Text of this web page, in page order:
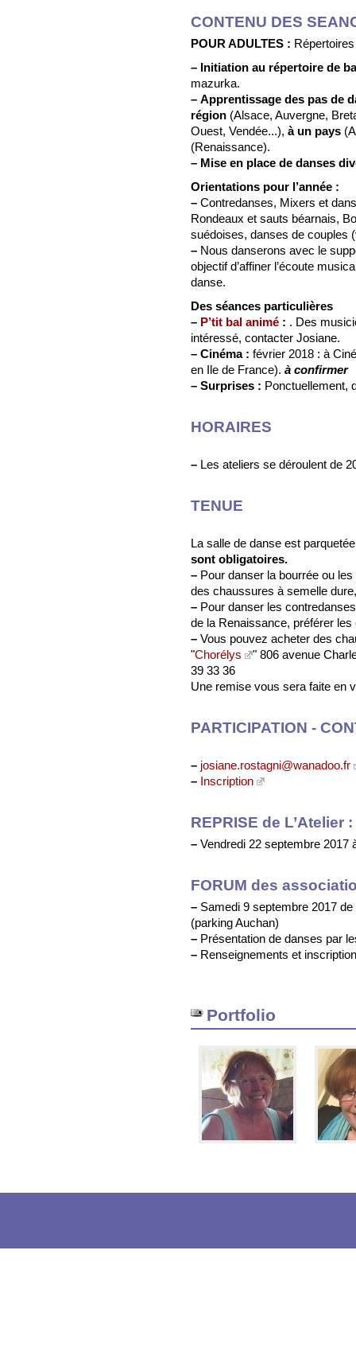
CONTENU DES
POUR ADULTES :
– Initiation au répertoire de
mazurka.
– Apprentissage des pas de
région (Alsace, Auvergne,
Ouest, Vendée...), à un pays
(Renaissance).
– Mise en place de danses
Orientations pour l’année :
– Contredanses, Mixers et
Rondeaux et sauts béarnais,
suédoises, danses de couples
– Nous danserons avec le
objectif d’affiner l’écoute
danse.
Des séances particulières
– P’tit bal animé : . Des
intéressé, contacter Josiane.
– Cinéma : février 2018 : à
en Ile de France). à confirmer
– Surprises : Ponctuellement,
HORAIRES
– Les ateliers se déroulent de
TENUE
La salle de danse est
sont obligatoires.
– Pour danser la bourrée ou
des chaussures à semelle
– Pour danser les
de la Renaissance, préférer
– Vous pouvez acheter des
"Chorélys
" 806 avenue
39 33 36
Une remise vous sera faite en
PARTICIPATION -
– josiane.rostagni@wanadoo.fr
– Inscription
REPRISE de L’Atelier :
– Vendredi 22 septembre 2017
FORUM des
– Samedi 9 septembre 2017
(parking Auchan)
– Présentation de danses par
– Renseignements et
Portfolio